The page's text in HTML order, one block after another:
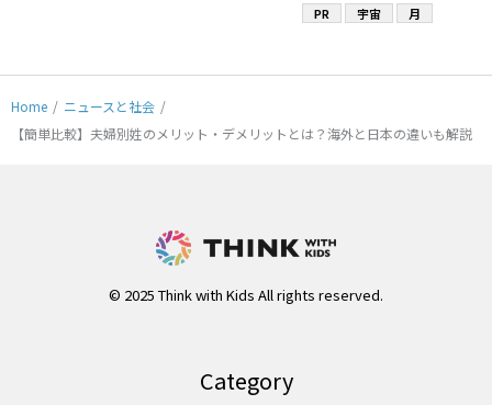
PR 宇宙 月
Home / ニュースと社会 /
【簡単比較】夫婦別姓のメリット・デメリットとは？海外と日本の違いも解説
© 2025 Think with Kids All rights reserved.
Category